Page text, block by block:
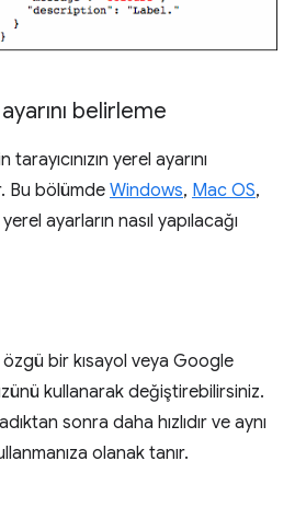
ayarını belirleme
yerel ayarını
Bu bölümde Windows, Mac OS,
ayarların nasıl yapılacağı
özgü bir kısayol veya Google
kullanarak değiştirebilirsiniz.
sonra daha hızlıdır ve aynı
olanak tanır.